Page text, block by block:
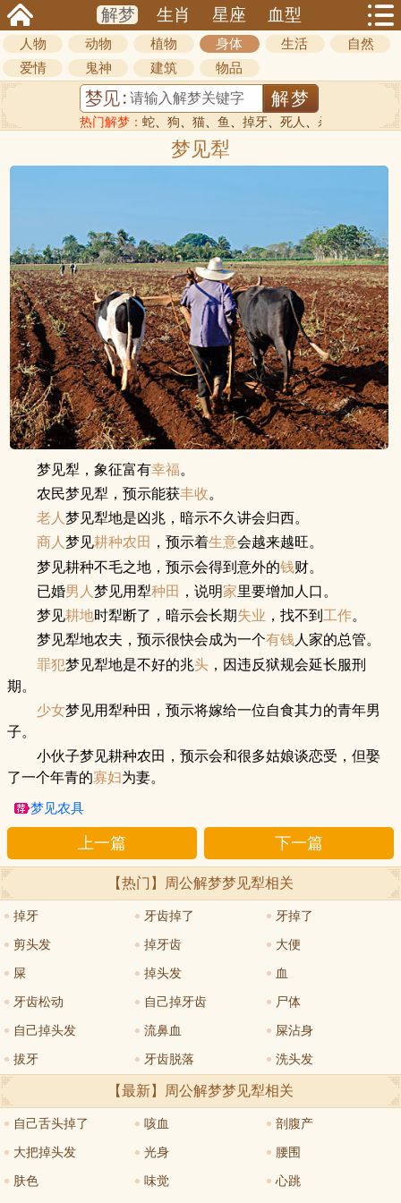
解梦 生肖 星座 血型
人物 动物 植物 身体 生活
自然
爱情
鬼神 建筑 物品
热门解梦： 蛇、 狗、 猫、 鱼 、 掉牙、 死人 、 杀人
梦见犁
梦见犁，象征富有幸福。
农民梦见犁，预示能获丰收。
老人梦见犁地是凶兆，暗示不久讲会归西。
商人梦见耕种农田 ，预示着生意会越来越旺。
梦见耕种不毛之地，预示会得到意外的钱财。
已婚男人梦见用犁种田 ，说明家里要增加人口。
梦见耕地时犁断了，暗示会长期失业 ，找不到 工作。
梦见犁地农夫，预示很快会成为一个有钱人家的总管。
罪犯梦见犁地是不好的兆头，因违反狱规会延长服刑
期。
少女梦见用犁种田，预示将嫁给一位自食其力的青年男
子。
小伙子梦见耕种农田，预示会和很多姑娘谈恋受，但娶
了一个年青的寡妇为妻。
梦见农具
上一篇 下一篇
【热门】周公解梦梦见犁相关
掉牙 牙齿掉了 牙掉了
剪头发 掉牙齿 大便
屎 掉头发 血
牙齿松动 自己掉牙齿 尸体
自己掉头发 流鼻血 屎沾身
拔牙 牙齿脱落 洗头发
【最新】周公解梦梦见犁相关
自己舌头掉了 咳血 剖腹产
大把掉头发 光身 腰围
肤色 味觉 心跳